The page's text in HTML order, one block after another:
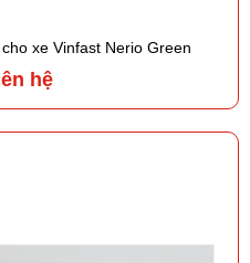
xe Vinfast Nerio Green
hệ